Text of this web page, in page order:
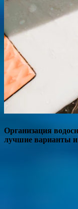
Организация
лучшие варианты и